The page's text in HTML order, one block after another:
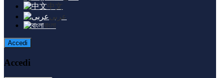
中文
عربى
বাংলা
Accedi
Accedi